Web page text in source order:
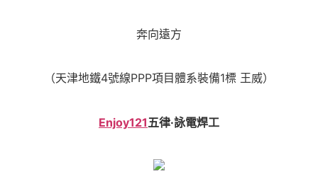
奔向遠方
（天津地鐵4號線PPP項目體系裝備1標 王威）
Enjoy121 五律·詠電焊工